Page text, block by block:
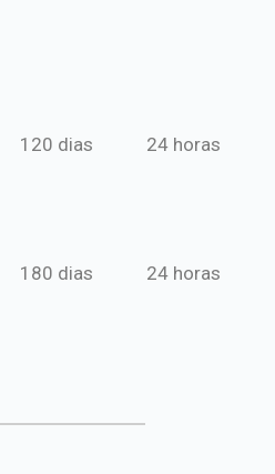
120 dias 24 horas
180 dias 24 horas